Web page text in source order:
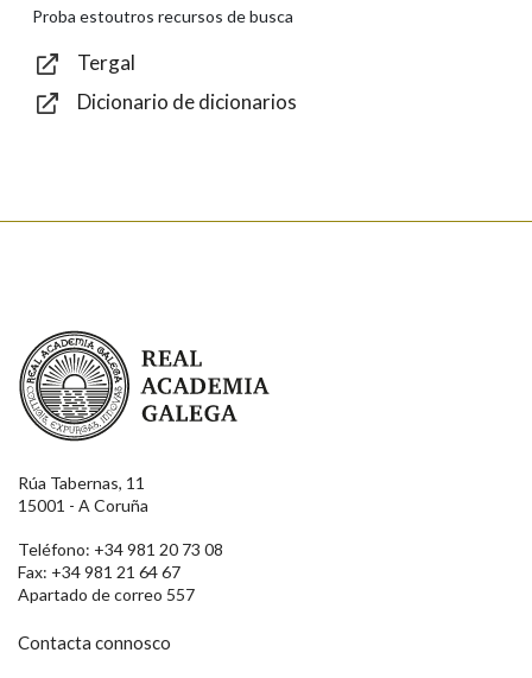
Enviar
Proba estoutros recursos de busca
Tergal
Dicionario de dicionarios
Real Academia Galega
Rúa Tabernas, 11
15001 - A Coruña
Teléfono: +34 981 20 73 08
Fax: +34 981 21 64 67
Apartado de correo 557
Contacta connosco